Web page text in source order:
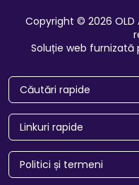
Copyright © 2026 OLD
Soluție web furnizată
Căutări rapide
Linkuri rapide
Politici și termeni